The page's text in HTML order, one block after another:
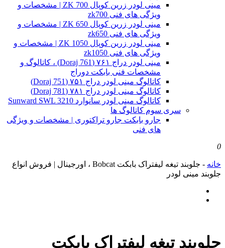
مینی لودر زرین کوپال ZK 700 | مشخصات و
ویژگی های فنی zk700
مینی لودر زرین کوپال ZK 650 | مشخصات و
ویژگی های فنی zk650
مینی لودر زرین کوپال ZK 1050 | مشخصات و
ویژگی های فنی zk1050
مینی لودر دراج ۷۶۱ (Doraj 761) ، کاتالوگ و
مشخصات فنی بابکت دوراج
کاتالوگ مینی لودر دراج ۷۵۱ (Doraj 751)
کاتالوگ مینی لودر دراج ۷۸۱ (Doraj 781)
کاتالوگ مینی لودر سانوارد Sunward SWL 3210
سری سوم کاتالوگ ها
جارو بابکت جارو تراکتوری | مشخصات و ویژگی
های فنی
0
خانه -
جلوبند تیغه لیفتراک بابکت Bobcat ، اورجینال | فروش انواع
جلوبند مینی لودر
جلوبند تیغه لیفتراک بابکت